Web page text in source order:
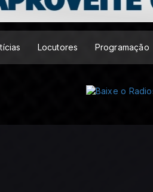
Locutores Programação